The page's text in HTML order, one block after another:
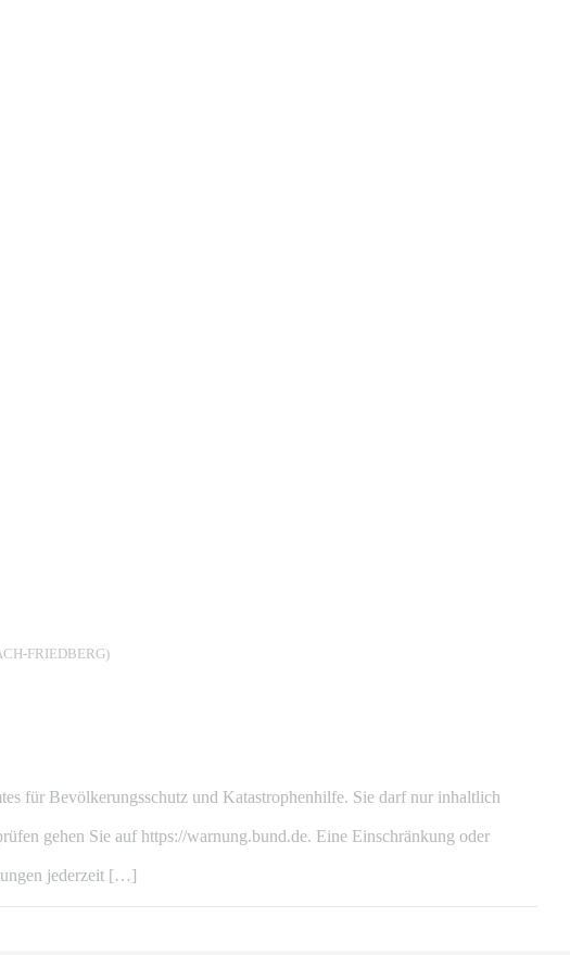
FRIEDBERG)
für Bevölkerungsschutz und Katastrophenhilfe. Sie darf nur inhaltlich
gehen Sie auf https://warnung.bund.de. Eine Einschränkung oder
jederzeit […]